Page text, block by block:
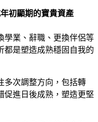
初顯期的寶貴資產
學業、辭職、更換伴侶等
都是塑造成熟穩固自我的
多次調整方向，包括轉
促進日後成熟，塑造更堅